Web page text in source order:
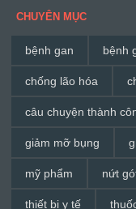
CHUYÊN MỤC
bệnh gan bệnh
chống lão hóa
câu chuyện thành
giảm mỡ bụng
mỹ phẩm nứt
thiết bị y tế